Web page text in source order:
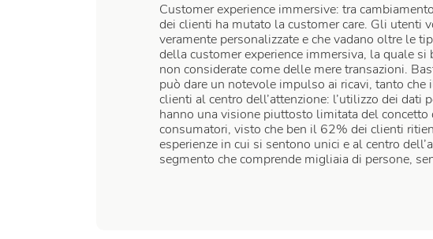
Customer experience immersive: tra
dei clienti ha mutato la customer care. Gli utenti
veramente personalizzate e che vadano oltre le
della customer experience immersiva, la quale
non considerate come delle mere transazioni.
può dare un notevole impulso ai ricavi, tanto
clienti al centro dell’attenzione: l’utilizzo dei
hanno una visione piuttosto limitata del
consumatori, visto che ben il 62% dei clienti
esperienze in cui si sentono unici e al centro
segmento che comprende migliaia di persone,